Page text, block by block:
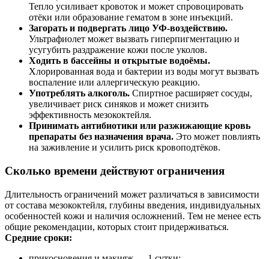
Тепло усиливает кровоток и может спровоцировать
отёки или образование гематом в зоне инъекций.
Загорать и подвергать лицо УФ-воздействию.
Ультрафиолет может вызвать гиперпигментацию и
усугубить раздражение кожи после уколов.
Ходить в бассейны и открытые водоёмы.
Хлорированная вода и бактерии из воды могут вызвать
воспаление или аллергическую реакцию.
Употреблять алкоголь. Спиртное расширяет сосуды,
увеличивает риск синяков и может снизить
эффективность мезококтейля.
Принимать антибиотики или разжижающие кровь
препараты без назначения врача. Это может повлиять
на заживление и усилить риск кровоподтёков.
Сколько времени действуют ограничения
Длительность ограничений может различаться в зависимости
от состава мезококтейля, глубины введения, индивидуальных
особенностей кожи и наличия осложнений. Тем не менее есть
общие рекомендации, которых стоит придерживаться.
Средние сроки: